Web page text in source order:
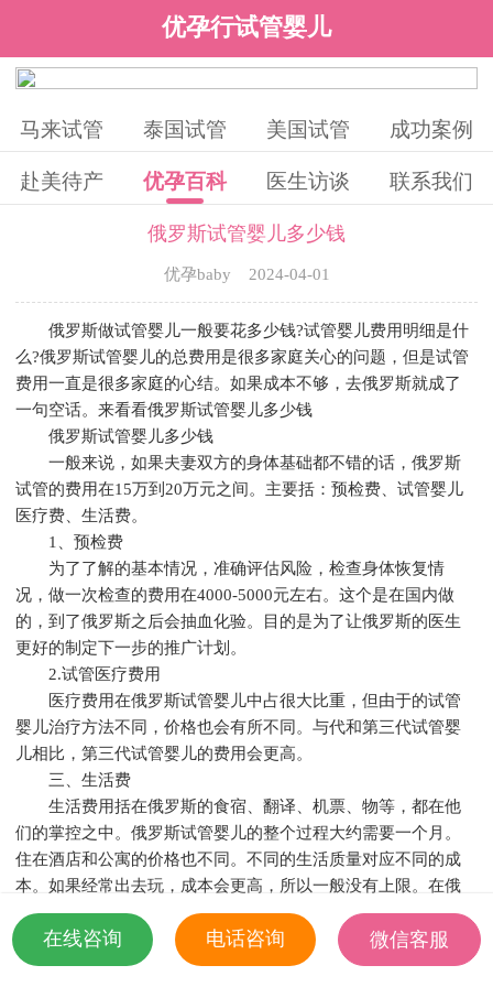
优孕行试管婴儿
马来试管 泰国试管 美国试管 成功案例
赴美待产 优孕百科 医生访谈 联系我们
俄罗斯试管婴儿多少钱
优孕baby 2024-04-01
俄罗斯做试管婴儿一般要花多少钱?试管婴儿费用明细是什
么?俄罗斯试管婴儿的总费用是很多家庭关心的问题，但是试管
费用一直是很多家庭的心结。如果成本不够，去俄罗斯就成了
一句空话。来看看俄罗斯试管婴儿多少钱
俄罗斯试管婴儿多少钱
一般来说，如果夫妻双方的身体基础都不错的话，俄罗斯
试管的费用在15万到20万元之间。主要括：预检费、试管婴儿
医疗费、生活费。
1、预检费
为了了解的基本情况，准确评估风险，检查身体恢复情
况，做一次检查的费用在4000-5000元左右。这个是在国内做
的，到了俄罗斯之后会抽血化验。目的是为了让俄罗斯的医生
更好的制定下一步的推广计划。
2.试管医疗费用
医疗费用在俄罗斯试管婴儿中占很大比重，但由于的试管
婴儿治疗方法不同，价格也会有所不同。与代和第三代试管婴
儿相比，第三代试管婴儿的费用会更高。
三、生活费
生活费用括在俄罗斯的食宿、翻译、机票、物等，都在他
们的掌控之中。俄罗斯试管婴儿的整个过程大约需要一个月。
住在酒店和公寓的价格也不同。不同的生活质量对应不同的成
本。如果经常出去玩，成本会更高，所以一般没有上限。在俄
罗斯，每月至少需要40,000 到50,000。
也有很多人看到这个费用可能表示不能接受，也表示不明
白为什么试管会有这么大的价格区间。其实不同的人做俄罗斯
在线咨询 电话咨询
微信客服